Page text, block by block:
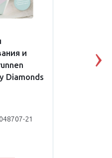
и
Diamonds
21